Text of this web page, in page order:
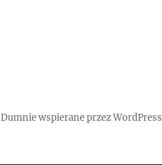
Dumnie wspierane przez WordPress